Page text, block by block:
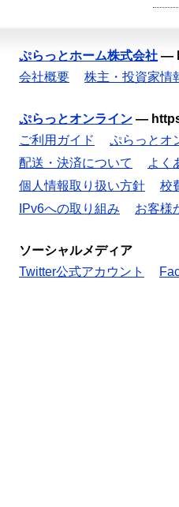
ぷらっとホーム株式会社 —
会社概要
株主・投資家情
ぷらっとオンライン —
ご利用ガイド
ぷらっとオ
配送・決済について
よく
個人情報取り扱い方針
校
IPv6への取り組み
お客様
ソーシャルメディア
Twitter公式アカウント